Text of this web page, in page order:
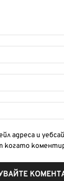
адреса и
когато